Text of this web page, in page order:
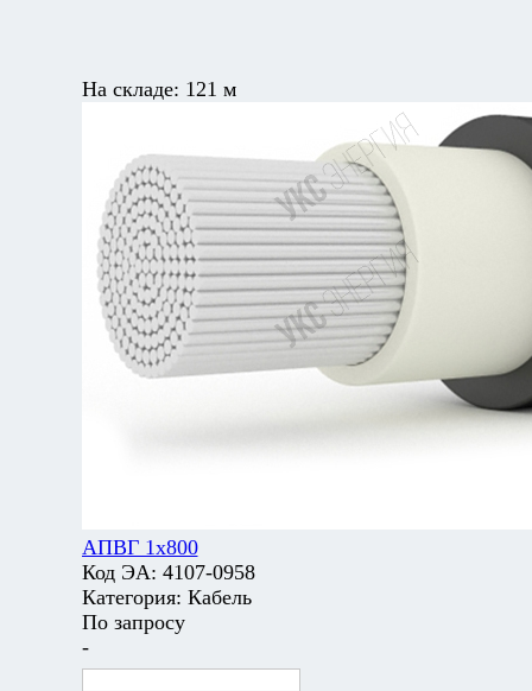
На складе: 121 м
АПВГ 1х800
Код ЭА: 4107-0958
Категория: Кабель
По запросу
-